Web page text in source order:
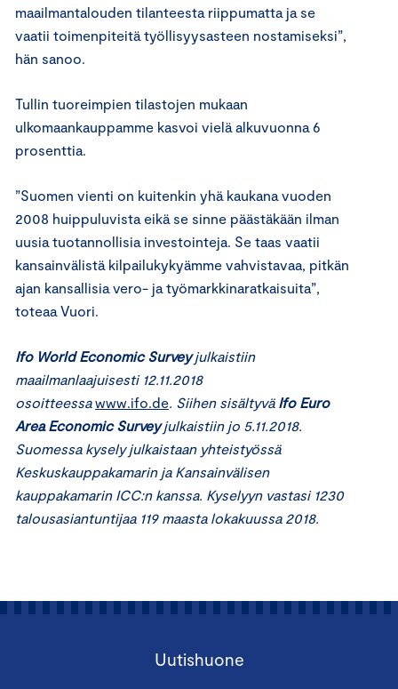
maailmantalouden tilanteesta riippumatta ja se
vaatii toimenpiteitä työllisyysasteen nostamiseksi”,
hän sanoo.
Tullin tuoreimpien tilastojen mukaan
ulkomaankauppamme kasvoi vielä alkuvuonna 6
prosenttia.
”Suomen vienti on kuitenkin yhä kaukana vuoden
2008 huippuluvista eikä se sinne päästäkään ilman
uusia tuotannollisia investointeja. Se taas vaatii
kansainvälistä kilpailukykyämme vahvistavaa, pitkän
ajan kansallisia vero- ja työmarkkinaratkaisuita”,
toteaa Vuori.
Ifo World Economic Surveyjulkaistiin
maailmanlaajuisesti 12.11.2018
osoitteessawww.ifo.de. Siihen sisältyvä Ifo Euro
Area Economic Surveyjulkaistiin jo 5.11.2018.
Suomessa kysely julkaistaan yhteistyössä
Keskuskauppakamarin ja Kansainvälisen
kauppakamarin ICC:n kanssa. Kyselyyn vastasi 1230
talousasiantuntijaa 119 maasta lokakuussa 2018.
Uutishuone